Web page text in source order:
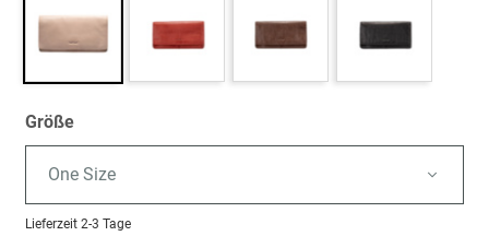
Größe
One Size
Lieferzeit 2-3 Tage